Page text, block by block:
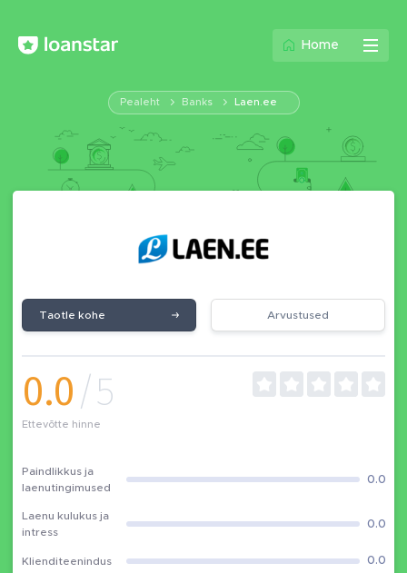
Home
Pealeht Banks Laen.ee
Taotle kohe Arvustused
0.0/5
Ettevõtte hinne
Paindlikkus ja
laenutingimused
0.0
Laenu kulukus ja
intress
0.0
Klienditeenindus 0.0